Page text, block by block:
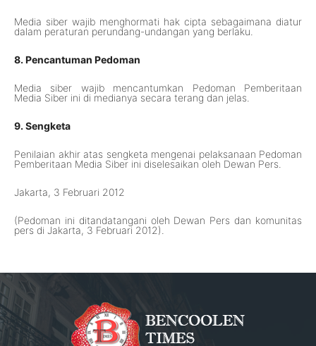
Media siber wajib menghormati hak cipta sebagaimana diatur
dalam peraturan perundang-undangan yang berlaku.
8. Pencantuman Pedoman
Media siber wajib mencantumkan Pedoman Pemberitaan
Media Siber ini di medianya secara terang dan jelas.
9. Sengketa
Penilaian akhir atas sengketa mengenai pelaksanaan Pedoman
Pemberitaan Media Siber ini diselesaikan oleh Dewan Pers.
Jakarta, 3 Februari 2012
(Pedoman ini ditandatangani oleh Dewan Pers dan komunitas
pers di Jakarta, 3 Februari 2012).